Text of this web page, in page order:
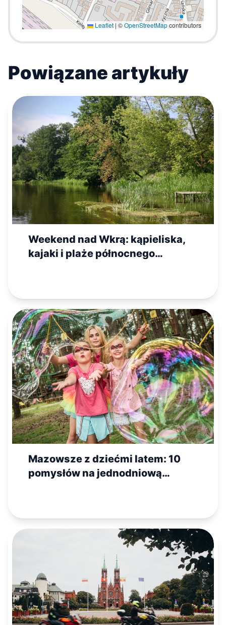
Leaflet | ©OpenStreetMapcontributors
Powiązane artykuły
Weekend nad Wkrą: kąpieliska,
kajaki i plaże północnego
Mazowsze z dziećmi latem: 10
pomysłów na jednodniową